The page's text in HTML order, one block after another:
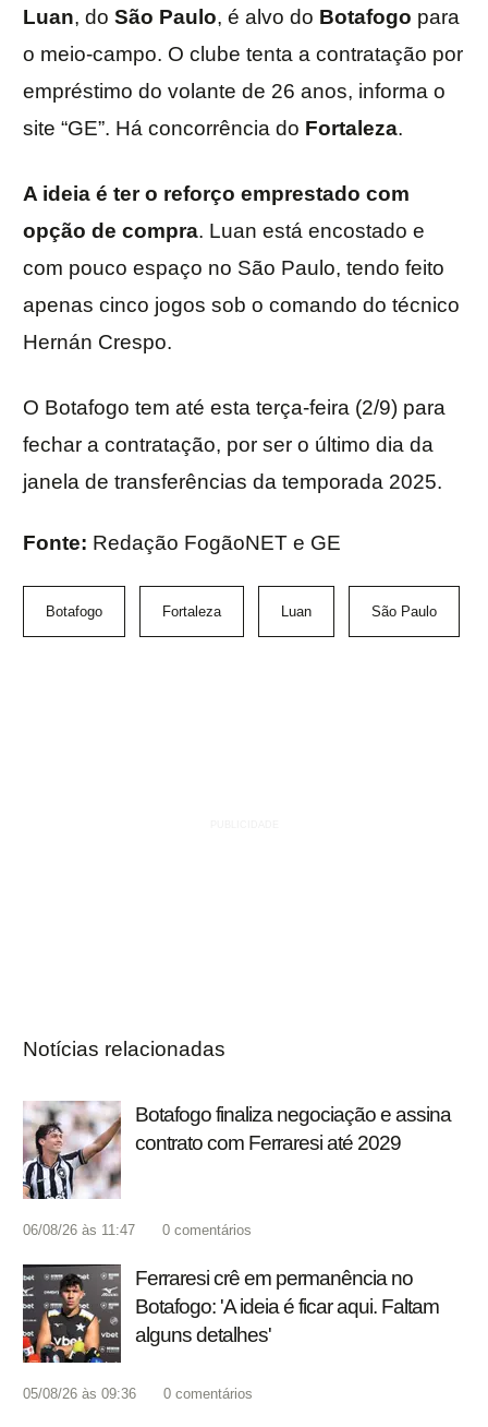
Luan, do São Paulo, é alvo do Botafogo para
o meio-campo. O clube tenta a contratação por
empréstimo do volante de 26 anos, informa o
site “GE”. Há concorrência do Fortaleza.
A ideia é ter o reforço emprestado com
opção de compra. Luan está encostado e
com pouco espaço no São Paulo, tendo feito
apenas cinco jogos sob o comando do técnico
Hernán Crespo.
O Botafogo tem até esta terça-feira (2/9) para
fechar a contratação, por ser o último dia da
janela de transferências da temporada 2025.
Fonte: Redação FogãoNET e GE
Botafogo Fortaleza Luan São Paulo
Notícias relacionadas
Botafogo finaliza negociação e assina
contrato com Ferraresi até 2029
06/08/26 às 11:47 0 comentários
Ferraresi crê em permanência no
Botafogo: 'A ideia é ficar aqui. Faltam
alguns detalhes'
05/08/26 às 09:36 0 comentários